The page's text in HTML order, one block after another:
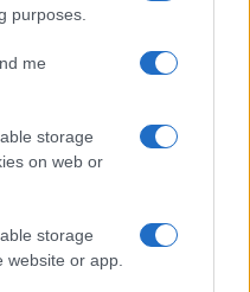
purposes.
me
storage
on web or
storage
website or app.
riconoscerle,
penali